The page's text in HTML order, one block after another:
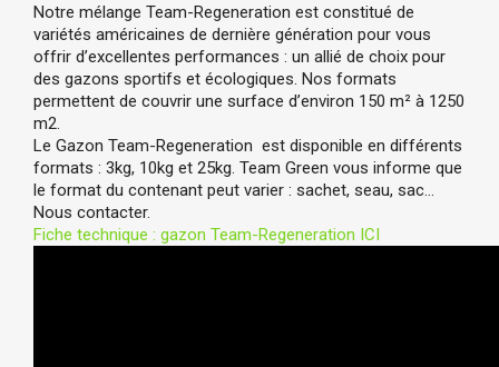
Notre mélange Team-Regeneration est constitué de
variétés américaines de dernière génération pour vous
offrir d’excellentes performances : un allié de choix pour
des gazons sportifs et écologiques. Nos formats
permettent de couvrir une surface d’environ 150 m² à 1250
m2.
Le Gazon Team-Regeneration  est disponible en différents
formats : 3kg, 10kg et 25kg. Team Green vous informe que
le format du contenant peut varier : sachet, seau, sac…
Nous contacter.
Fiche technique : gazon Team-Regeneration ICI